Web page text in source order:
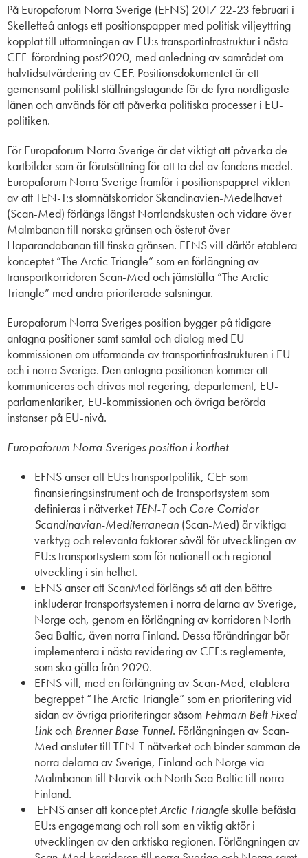
På Europaforum Norra Sverige (EFNS) 2017 22-23 februari i
Skellefteå antogs ett positionspapper med politisk viljeyttring
kopplat till utformningen av EU:s transportinfrastruktur i nästa
CEF-förordning post2020, med anledning av samrådet om
halvtidsutvärdering av CEF. Positionsdokumentet är ett
gemensamt politiskt ställningstagande för de fyra nordligaste
länen och används för att påverka politiska processer i EU-
politiken.
För Europaforum Norra Sverige är det viktigt att påverka de
kartbilder som är förutsättning för att ta del av fondens medel.
Europaforum Norra Sverige framför i positionspappret vikten
av att TEN-T:s stomnätskorridor Skandinavien-Medelhavet
(Scan-Med) förlängs längst Norrlandskusten och vidare över
Malmbanan till norska gränsen och österut över
Haparandabanan till finska gränsen. EFNS vill därför etablera
konceptet ”The Arctic Triangle” som en förlängning av
transportkorridoren Scan-Med och jämställa ”The Arctic
Triangle” med andra prioriterade satsningar.
Europaforum Norra Sveriges position bygger på tidigare
antagna positioner samt samtal och dialog med EU-
kommissionen om utformande av transportinfrastrukturen i EU
och i norra Sverige. Den antagna positionen kommer att
kommuniceras och drivas mot regering, departement, EU-
parlamentariker, EU-kommissionen och övriga berörda
instanser på EU-nivå.
Europaforum Norra Sveriges position i korthet
EFNS anser att EU:s transportpolitik, CEF som
finansieringsinstrument och de transportsystem som
definieras i nätverket TEN-Toch Core Corridor
Scandinavian-Mediterranean (Scan-Med) är viktiga
verktyg och relevanta faktorer såväl för utvecklingen av
EU:s transportsystem som för nationell och regional
utveckling i sin helhet.
EFNS anser att ScanMed förlängs så att den bättre
inkluderar transportsystemen i norra delarna av Sverige,
Norge och, genom en förlängning av korridoren North
Sea Baltic, även norra Finland. Dessa förändringar bör
implementera i nästa revidering av CEF:s reglemente,
som ska gälla från 2020.
EFNS vill, med en förlängning av Scan-Med, etablera
begreppet “The Arctic Triangle” som en prioritering vid
sidan av övriga prioriteringar såsom Fehmarn Belt Fixed
Linkoch Brenner Base Tunnel. Förlängningen av Scan-
Med ansluter till TEN-T nätverket och binder samman de
norra delarna av Sverige, Finland och Norge via
Malmbanan till Narvik och North Sea Baltic till norra
Finland.
EFNS anser att konceptetArctic Triangleskulle befästa
EU:s engagemang och roll som en viktig aktör i
utvecklingen av den arktiska regionen. Förlängningen av